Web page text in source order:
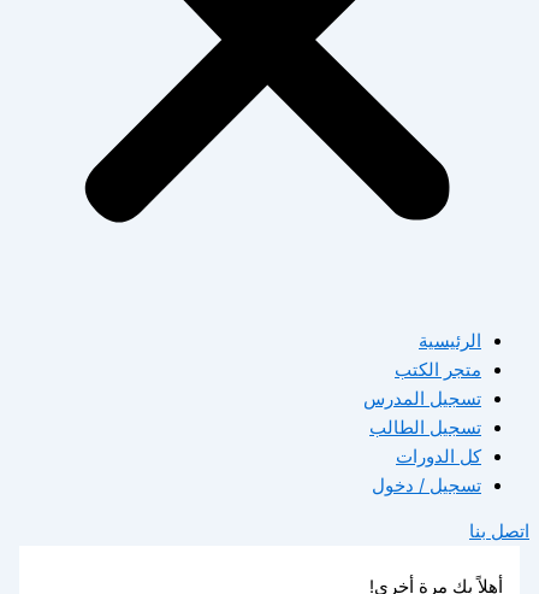
الرئيسية
متجر الكتب
تسجيل المدرس
تسجيل الطالب
كل الدورات
تسجيل / دخول
اتصل بنا
أهلاً بك مرة أخرى!